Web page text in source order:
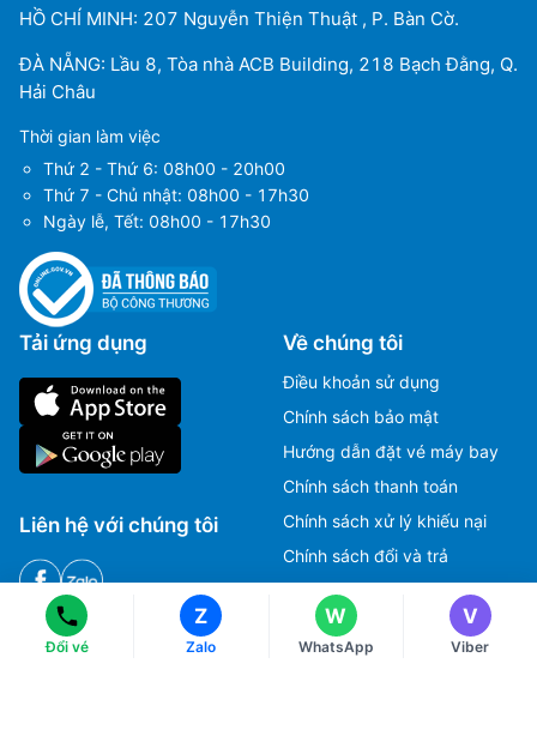
HỒ CHÍ MINH: 207 Nguyễn Thiện Thuật , P. Bàn Cờ.
ĐÀ NẴNG: Lầu 8, Tòa nhà ACB Building, 218 Bạch Đằng, Q.
Hải Châu
Thời gian làm việc
Thứ 2 - Thứ 6: 08h00 - 20h00
Thứ 7 - Chủ nhật: 08h00 - 17h30
Ngày lễ, Tết: 08h00 - 17h30
Tải ứng dụng
Liên hệ với chúng tôi
Về chúng tôi
Điều khoản sử dụng
Chính sách bảo mật
Hướng dẫn đặt vé máy bay
Chính sách thanh toán
Chính sách xử lý khiếu nại
Chính sách đổi và trả
HOTLINE
Đổi vé
Z
Zalo
W
WhatsApp
(+84) 70 854 1213
Ms Huỳnh
(+84) 90 295 1213
V
Viber
Ms Hằng
(+84) 70 854 1213
(+84) 90 295 1213